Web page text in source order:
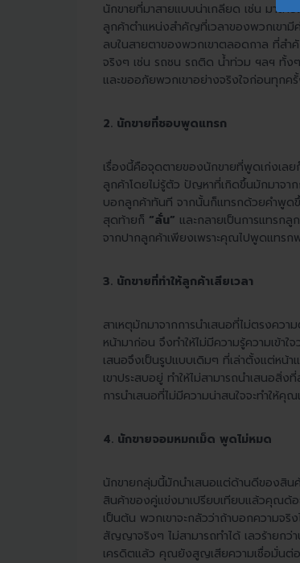
นักขายที่มาสายแบบน่าเกลียด เช่น มาสา
ลูกค้าตำแหน่งสำคัญที่เวลาของพวกเขามี
ลบในสายตาของพวกเขาตลอดกาล ที่ส
จริงๆ เช่น รถชน รถติด น้ำท่วม ฯลฯ ทั้งๆ
และขออภัยพวกเขาอย่างจริงใจก่อนทุกค
2. นักขายที่ชอบพูดแทรก
เรื่องนี้คือจุดตายของนักขายที่พูดเก่งเลย
ลูกค้าโดยไม่รู้ตัว ปัญหาที่เกิดขึ้นมักมาจา
บอกลูกค้าทันที จากนั้นก็แทรกด้วยคำพูด
สุดท้ายก็ “ลั่น” และกลายเป็นการแทรก
จากปากลูกค้าเพียงเพราะคุณไปพูดแทร
3. นักขายที่ทำให้ลูกค้าเสียเวลา
สาเหตุมักมาจากการนำเสนอที่ไม่ตรงคว
หน้ามาก่อน จึงทำให้ไม่มีความรู้ความเข้า
เสนอจึงเป็นรูปแบบเดิมๆ ที่เล่าตั้งแต่หน้
เขาประสบอยู่ ทำให้ไม่สามารถนำเสนอสิ่
การนำเสนอที่ไม่มีความน่าสนใจจะทำให้
4. นักขายจอมหมกเม็ด พูดไม่หมด
นักขายกลุ่มนี้มักนำเสนอแต่ด้านดีของสินค้
สินค้าของคู่แข่งมาเปรียบเทียบแล้วคุณด้อ
เป็นต้น พวกเขาจะกลัวว่าถ้าบอกความจริ
สัญญาจริงๆ ไม่สามารถทำได้ เลวร้ายก
เครดิตแล้ว คุณยังสูญเสียความเชื่อมั่นต่